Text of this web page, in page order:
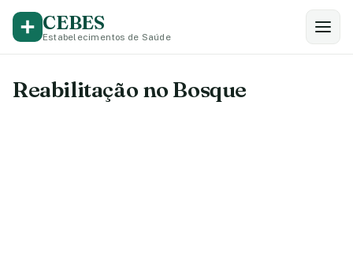
CEBES
Estabelecimentos de Saúde
Reabilitação no Bosque